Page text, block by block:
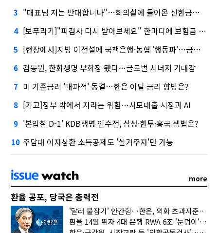
3 "대표님 저는 반대합니다"…회의실에 들어온 신한금융 AI
4 [보푸라기]"피검사 다시 받아보세요" 한마디에 보험금 못 받을 뻔?
5 [현장에서]지방 이전설에 국책은행·농협 '행동파'…금감원 '신중모드'
6 김동원, 한화생명 부회장 됐다…글로벌 시너지 기대감
7 미 기준금리 '매파적' 동결…한은 이달 금리 향방은?
8 [기고]장부 밖에서 자라는 위험…사모대출 시장과 AI
9 '본입찰 D-1' KDB생명 인수전, 삼성·한투·흥국 셈법은?
10 주담대 이자상환 소득공제도 '실거주자'만 가능
more
환율 공포, 당국은 총력전
'달러 붙잡기' 안간힘…한은, 외화 초과지준에 이자 6개월 더
환율 14원 뛰자 4대 은행 RWA 6조 '눈덩이'…2배 뛴 2분기는?